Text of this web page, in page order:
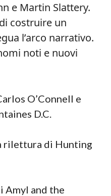
e Martin Slattery.
costruire un
l’arco narrativo.
noti e nuovi
O’Connell e
D.C.
rilettura di Hunting
Amyl and the